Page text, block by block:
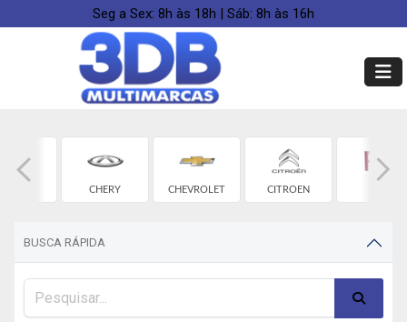
Seg a Sex: 8h às 18h | Sáb: 8h às 16h
BYD
CHERY
CHEVROLET CITROEN
BUSCA RÁPIDA